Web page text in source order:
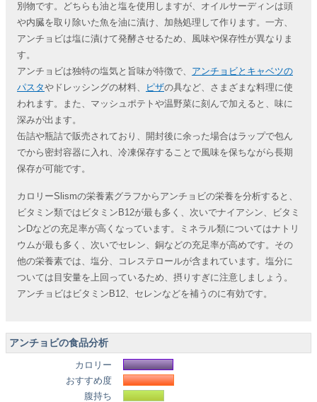
別物です。どちらも油と塩を使用しますが、オイルサーディンは頭
や内臓を取り除いた魚を油に漬け、加熱処理して作ります。一方、
アンチョビは塩に漬けて発酵させるため、風味や保存性が異なりま
す。
アンチョビは独特の塩気と旨味が特徴で、 アンチョビとキャベツの
パスタやドレッシングの材料、 ピザの具など、さまざまな料理に使
われます。また、マッシュポテトや温野菜に刻んで加えると、味に
深みが出ます。
缶詰や瓶詰で販売されており、開封後に余った場合はラップで包ん
でから密封容器に入れ、冷凍保存することで風味を保ちながら長期
保存が可能です。
カロリーSlismの栄養素グラフからアンチョビの栄養を分析すると、
ビタミン類ではビタミンB12が最も多く、次いでナイアシン、ビタミ
ンDなどの充足率が高くなっています。ミネラル類についてはナトリ
ウムが最も多く、次いでセレン、銅などの充足率が高めです。その
他の栄養素では、塩分、コレステロールが含まれています。塩分に
ついては目安量を上回っているため、摂りすぎに注意しましょう。
アンチョビはビタミンB12、セレンなどを補うのに有効です。
アンチョビの食品分析
カロリー
おすすめ度
腹持ち